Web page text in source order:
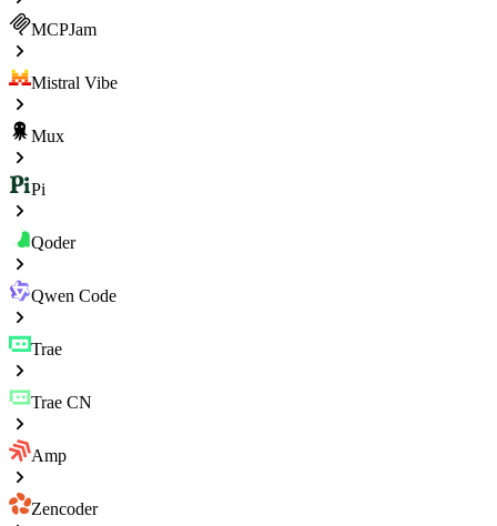
MCPJam
Mistral Vibe
Mux
Pi
Qoder
Qwen Code
Trae
Trae CN
Amp
Zencoder